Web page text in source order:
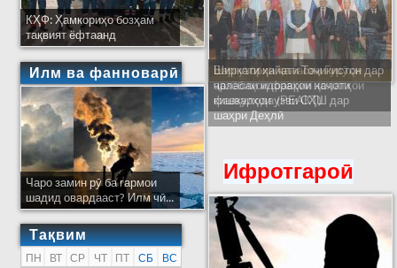
КҲФ: Ҳамкориҳо бозҳам
тақвият ёфтаанд
Илм ва фанноварӣ
Чаро замин рӯ ба гармои
шадид овардааст? Илм чӣ...
Тақвим
ПН ВТ СР ЧТ ПТ СБ
ВС
Ширкати ҳайати Тоҷикистон дар
ҷаласаи идораҳои наҷоти
кишварҳои узви СҲШ дар
шаҳри Деҳлӣ
Ифротгароӣ